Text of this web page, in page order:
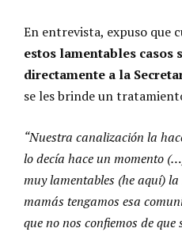
En entrevista, expuso que
estos lamentables casos
directamente a la
se les brinde un
“Nuestra canalización la
lo decía hace un momento
muy lamentables (he aquí)
mamás tengamos esa
que no nos confiemos de